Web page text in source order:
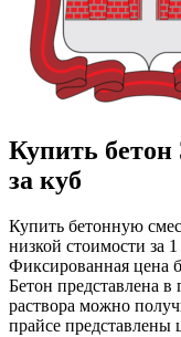
Купить бетон
за куб
Купить бетонную
низкой стоимости за
Фиксированная цена
Бетон представлена в
раствора можно
прайсе представлены